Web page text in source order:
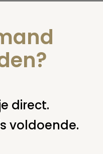
nieuws ladies
direct.
voldoende.